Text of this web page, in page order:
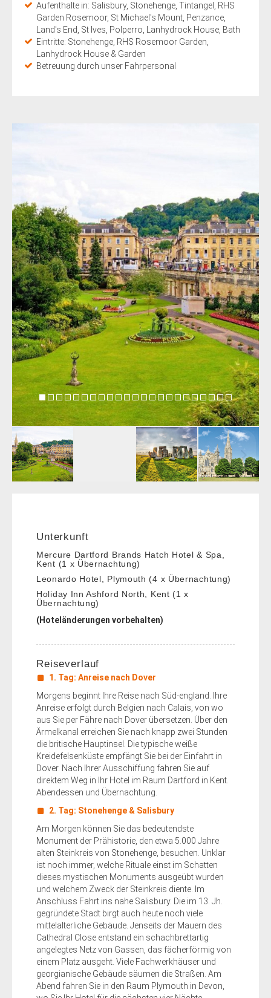
Aufenthalte in: Salisbury, Stonehenge, Tintangel, RHS
Garden Rosemoor, St Michael's Mount, Penzance,
Land's End, St Ives, Polperro, Lanhydrock House, Bath
Eintritte: Stonehenge, RHS Rosemoor Garden,
Lanhydrock House & Garden
Betreuung durch unser Fahrpersonal
Unterkunft
Mercure Dartford Brands Hatch Hotel & Spa,
Kent (1 x Übernachtung)
Leonardo Hotel, Plymouth (4 x Übernachtung)
Holiday Inn Ashford North, Kent (1 x
Übernachtung)
(Hoteländerungen vorbehalten)
Reiseverlauf
1. Tag: Anreise nach Dover
Morgens beginnt Ihre Reise nach Süd-england. Ihre
Anreise erfolgt durch Belgien nach Calais, von wo
aus Sie per Fähre nach Dover übersetzen. Über den
Ärmelkanal erreichen Sie nach knapp zwei Stunden
die britische Hauptinsel. Die typische weiße
Kreidefelsenküste empfängt Sie bei der Einfahrt in
Dover. Nach Ihrer Ausschiffung fahren Sie auf
direktem Weg in Ihr Hotel im Raum Dartford in Kent.
Abendessen und Übernachtung.
2. Tag: Stonehenge & Salisbury
Am Morgen können Sie das bedeutendste
Monument der Prähistorie, den etwa 5.000 Jahre
alten Steinkreis von Stonehenge, besuchen. Unklar
ist noch immer, welche Rituale einst im Schatten
dieses mystischen Monuments ausgeübt wurden
und welchem Zweck der Steinkreis diente. Im
Anschluss Fahrt ins nahe Salisbury. Die im 13. Jh.
gegründete Stadt birgt auch heute noch viele
mittelalterliche Gebäude. Jenseits der Mauern des
Cathedral Close entstand ein schachbrettartig
angelegtes Netz von Gassen, das fächerförmig von
einem Platz ausgeht. Viele Fachwerkhäuser und
georgianische Gebäude säumen die Straßen. Am
Abend fahren Sie in den Raum Plymouth in Devon,